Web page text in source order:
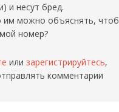
и несут бред.
им можно объяснять, чтоб
номер?
или зарегистрируйтесь,
комментарии